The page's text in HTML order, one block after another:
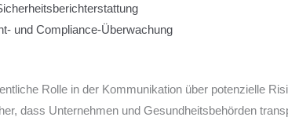
und Compliance-Überwachung
Rolle in der Kommunikation über potenzielle
dass Unternehmen und Gesundheitsbehörden